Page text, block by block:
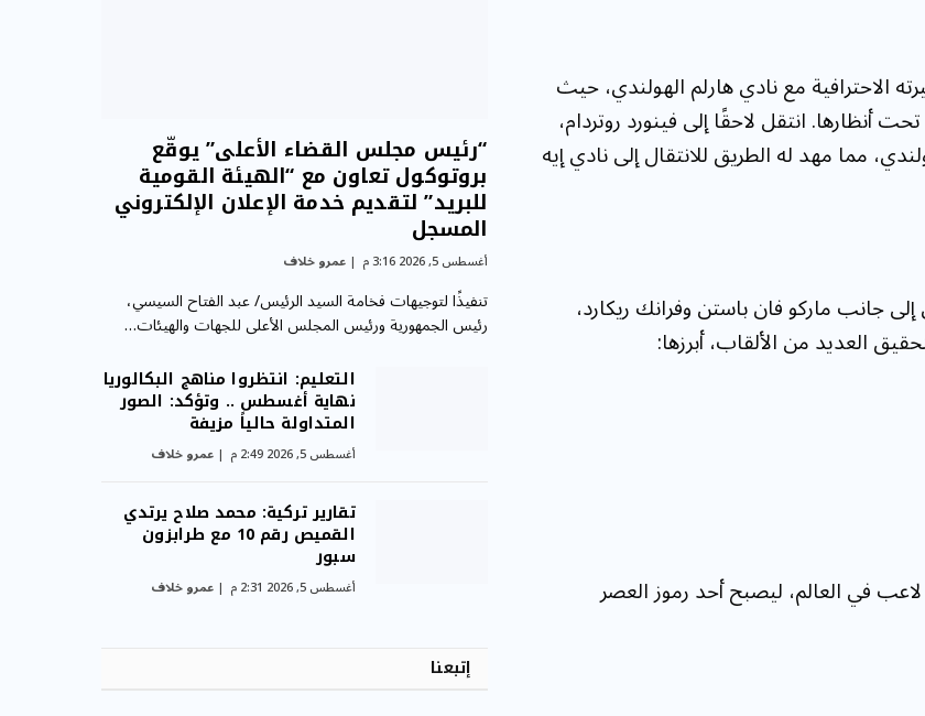
وبدأ مسيرته الاحترافية مع نادي هارلم الهولندي، حيث
أنظارها. انتقل لاحقًا إلى فينورد روتردام،
مما مهد له الطريق للانتقال إلى نادي إيه
جانب ماركو فان باستن وفرانك ريكارد،
العديد من الألقاب، أبرزها:
لاعب في العالم، ليصبح أحد رموز العصر
“رئيس مجلس القضاء الأعلى” يوقّع
بروتوكول تعاون مع “الهيئة القومية
للبريد” لتقديم خدمة الإعلان الإلكتروني
المسجل
أغسطس 5, 2026 3:16 م عمرو خلاف
تنفيذًا لتوجيهات فخامة السيد الرئيس/ عبد الفتاح السيسي،
رئيس الجمهورية ورئيس المجلس الأعلى للجهات والهيئات…
التعليم: انتظروا مناهج البكالوريا
نهاية أغسطس .. وتؤكد: الصور
المتداولة حالياً مزيفة
أغسطس 5, 2026 2:49 م عمرو خلاف
تقارير تركية: محمد صلاح يرتدي
القميص رقم 10 مع طرابزون
سبور
أغسطس 5, 2026 2:31 م عمرو خلاف
إتبعنا